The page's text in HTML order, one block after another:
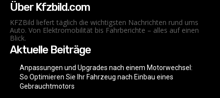
Über Kfzbild.com
KFZBild liefert täglich die wichtigsten Nachrichten rund ums
Auto. Von Elektromobilität bis Fahrberichte – alles auf einen
Blick.
Aktuelle Beiträge
Anpassungen und Upgrades nach einem Motorwechsel:
So Optimieren Sie Ihr Fahrzeug nach Einbau eines
Gebrauchtmotors